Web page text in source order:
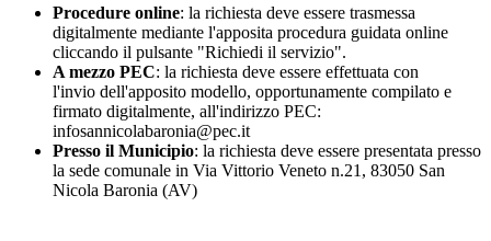
Procedure online: la richiesta deve essere trasmessa
digitalmente mediante l'apposita procedura guidata online
cliccando il pulsante "Richiedi il servizio".
A mezzo PEC: la richiesta deve essere effettuata con
l'invio dell'apposito modello, opportunamente compilato e
firmato digitalmente, all'indirizzo PEC:
infosannicolabaronia@pec.it
Presso il Municipio: la richiesta deve essere presentata presso
la sede comunale in Via Vittorio Veneto n.21, 83050 San
Nicola Baronia (AV)